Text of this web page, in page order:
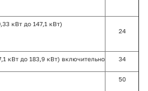
кВт до 147,1 кВт)
24
кВт до 183,9 кВт) включительно 34
50